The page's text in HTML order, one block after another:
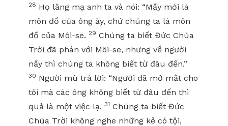
28 Họ lăng mạ anh ta và nói: “Mầy mới là
môn đồ của ông ấy, chứ chúng ta là môn
đồ của Môi-se. 29 Chúng ta biết Đức Chúa
Trời đã phán với Môi-se, nhưng về người
nầy thì chúng ta không biết từ đâu đến.”
30 Người mù trả lời: “Người đã mở mắt cho
tôi mà các ông không biết từ đâu đến thì
quả là một việc lạ. 31 Chúng ta biết Đức
Chúa Trời không nghe những kẻ có tội,